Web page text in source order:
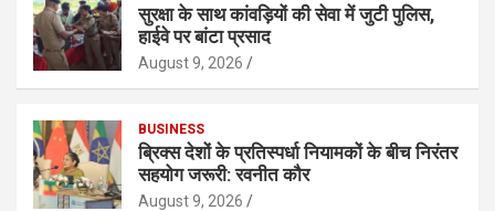
सुरक्षा के साथ कांवड़ियों की सेवा में जुटी पुलिस,
हाईवे पर बांटा प्रसाद
August 9, 2026
BUSINESS
ब्रिक्स देशों के प्रतिस्पर्धा नियामकों के बीच निरंतर
सहयोग जरूरी: रवनीत कौर
August 9, 2026